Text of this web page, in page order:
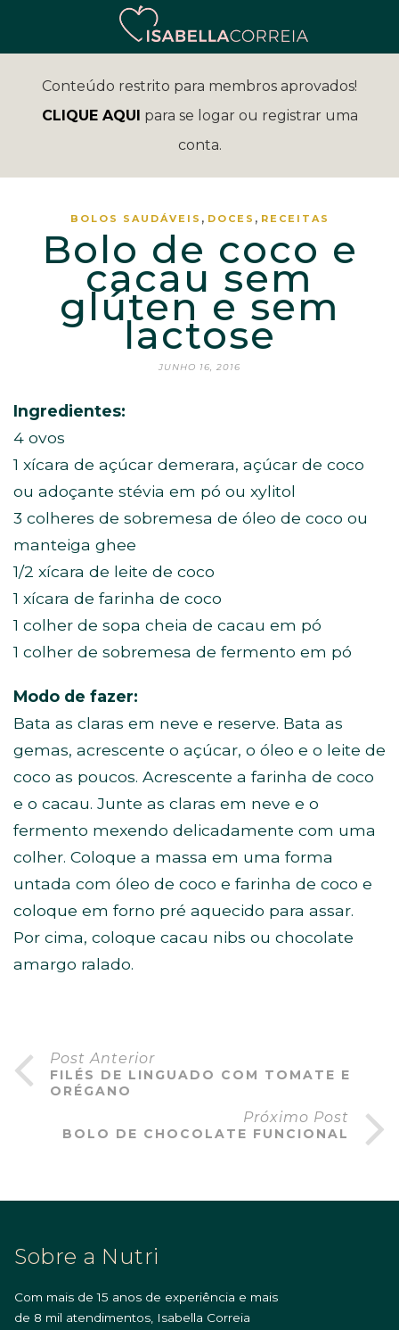
Conteúdo restrito para membros aprovados!
CLIQUE AQUI para se logar ou registrar uma
conta.
BOLOS SAUDÁVEIS , DOCES , RECEITAS
Bolo de coco e
cacau sem
glúten e sem
lactose
JUNHO 16, 2016
Ingredientes:
4 ovos
1 xícara de açúcar demerara, açúcar de coco
ou adoçante stévia em pó ou xylitol
3 colheres de sobremesa de óleo de coco ou
manteiga ghee
1/2 xícara de leite de coco
1 xícara de farinha de coco
1 colher de sopa cheia de cacau em pó
1 colher de sobremesa de fermento em pó
Modo de fazer:
Bata as claras em neve e reserve. Bata as
gemas, acrescente o açúcar, o óleo e o leite de
coco as poucos. Acrescente a farinha de coco
e o cacau. Junte as claras em neve e o
fermento mexendo delicadamente com uma
colher. Coloque a massa em uma forma
untada com óleo de coco e farinha de coco e
coloque em forno pré aquecido para assar.
Por cima, coloque cacau nibs ou chocolate
amargo ralado.
Post Anterior
FILÉS DE LINGUADO COM TOMATE E
ORÉGANO
Próximo Post
BOLO DE CHOCOLATE FUNCIONAL
Sobre a Nutri
Com mais de 15 anos de experiência e mais
de 8 mil atendimentos, Isabella Correia